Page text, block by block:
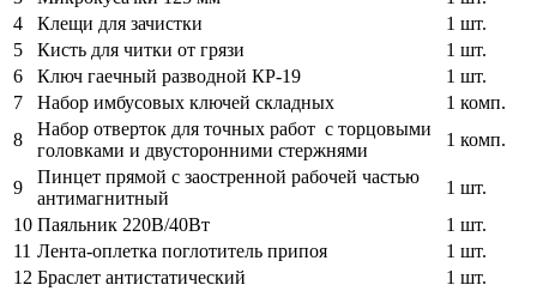
4
Клещи для зачистки
1 шт.
5
Кисть для читки от грязи
1 шт.
6
Ключ гаечный разводной КР-19
1 шт.
7
Набор имбусовых ключей складных
1 комп.
8
Набор отверток для точных работ с торцовыми
головками и двусторонними стержнями
1 комп.
9
Пинцет прямой с заостренной рабочей частью
антимагнитный
1 шт.
10 Паяльник 220В/40Вт
1 шт.
11 Лента-оплетка поглотитель припоя
1 шт.
12 Браслет антистатический
1 шт.